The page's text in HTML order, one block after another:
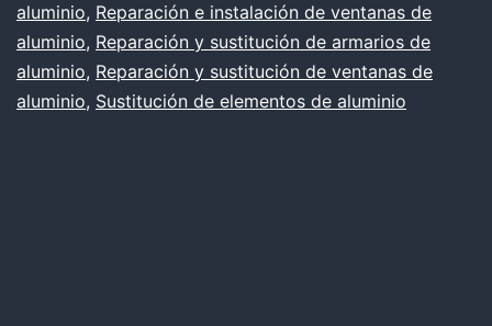
aluminio, Reparación e instalación de ventanas de
aluminio, Reparación y sustitución de armarios de
aluminio, Reparación y sustitución de ventanas de
aluminio, Sustitución de elementos de aluminio